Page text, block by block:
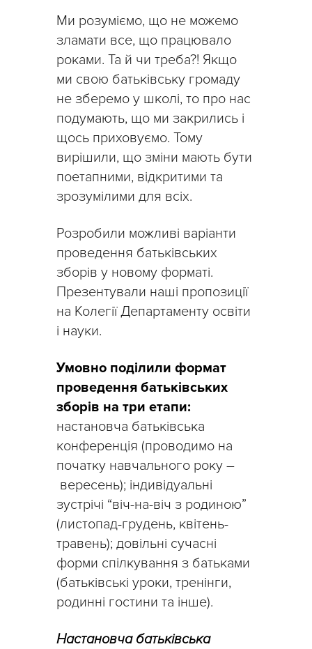
Ми розуміємо, що не можемо
зламати все, що працювало
роками. Та й чи треба?! Якщо
ми свою батьківську громаду
не зберемо у школі, то про нас
подумають, що ми закрились і
щось приховуємо. Тому
вирішили, що зміни мають бути
поетапними, відкритими та
зрозумілими для всіх.
Розробили можливі варіанти
проведення батьківських
зборів у новому форматі.
Презентували наші пропозиції
на Колегії Департаменту освіти
і науки.
Умовно поділили формат
проведення батьківських
зборів на три етапи:
настановча батьківська
конференція (проводимо на
початку навчального року –
вересень); індивідуальні
зустрічі “віч-на-віч з родиною”
(листопад-грудень, квітень-
травень); довільні сучасні
форми спілкування з батьками
(батьківські уроки, тренінги,
родинні гостини та інше).
Настановча батьківська